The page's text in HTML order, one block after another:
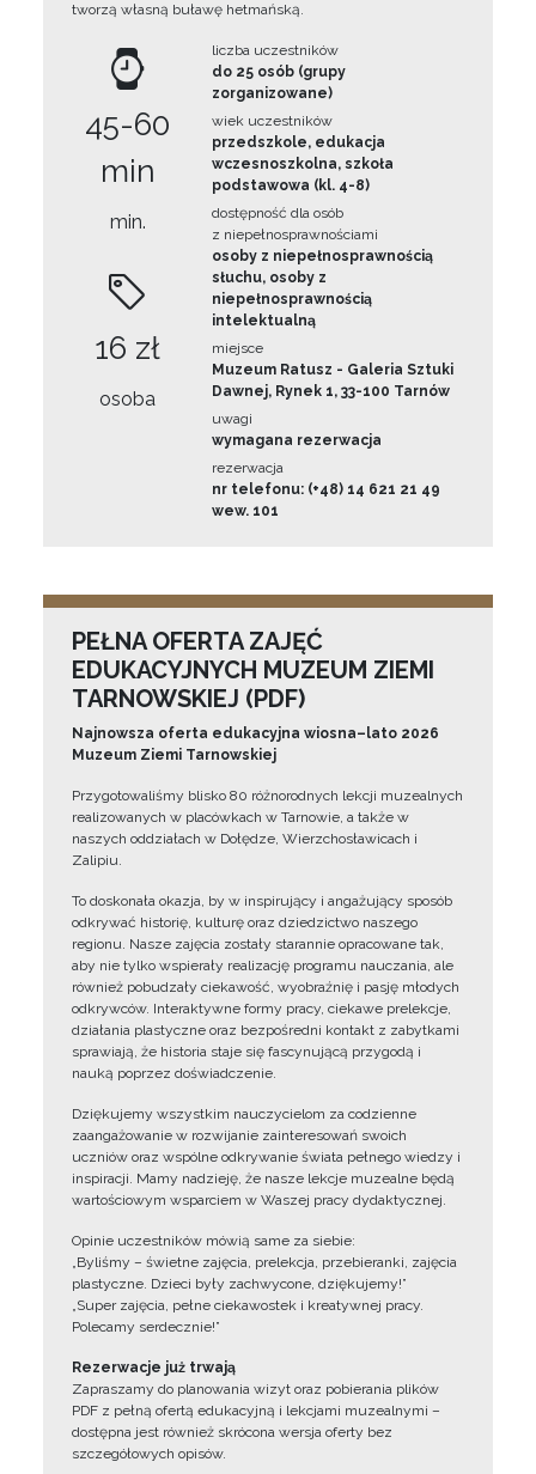
tworzą własną buławę hetmańską.
45-60
min
min.
16 zł
osoba
liczba uczestników
do 25 osób (grupy
zorganizowane)
wiek uczestników
przedszkole, edukacja
wczesnoszkolna, szkoła
podstawowa (kl. 4-8)
dostępność dla osób
z niepełnosprawnościami
osoby z niepełnosprawnością
słuchu, osoby z
niepełnosprawnością
intelektualną
miejsce
Muzeum Ratusz - Galeria Sztuki
Dawnej, Rynek 1, 33-100 Tarnów
uwagi
wymagana rezerwacja
rezerwacja
nr telefonu: (+48) 14 621 21 49
wew. 101
PEŁNA OFERTA ZAJĘĆ
EDUKACYJNYCH MUZEUM ZIEMI
TARNOWSKIEJ (PDF)
Najnowsza oferta edukacyjna wiosna–lato 2026
Muzeum Ziemi Tarnowskiej
Przygotowaliśmy blisko 80 różnorodnych lekcji muzealnych
realizowanych w placówkach w Tarnowie, a także w
naszych oddziałach w Dołędze, Wierzchosławicach i
Zalipiu.
To doskonała okazja, by w inspirujący i angażujący sposób
odkrywać historię, kulturę oraz dziedzictwo naszego
regionu. Nasze zajęcia zostały starannie opracowane tak,
aby nie tylko wspierały realizację programu nauczania, ale
również pobudzały ciekawość, wyobraźnię i pasję młodych
odkrywców. Interaktywne formy pracy, ciekawe prelekcje,
działania plastyczne oraz bezpośredni kontakt z zabytkami
sprawiają, że historia staje się fascynującą przygodą i
nauką poprzez doświadczenie.
Dziękujemy wszystkim nauczycielom za codzienne
zaangażowanie w rozwijanie zainteresowań swoich
uczniów oraz wspólne odkrywanie świata pełnego wiedzy i
inspiracji. Mamy nadzieję, że nasze lekcje muzealne będą
wartościowym wsparciem w Waszej pracy dydaktycznej.
Opinie uczestników mówią same za siebie:
„Byliśmy – świetne zajęcia, prelekcja, przebieranki, zajęcia
plastyczne. Dzieci były zachwycone, dziękujemy!”
„Super zajęcia, pełne ciekawostek i kreatywnej pracy.
Polecamy serdecznie!”
Rezerwacje już trwają
Zapraszamy do planowania wizyt oraz pobierania plików
PDF z pełną ofertą edukacyjną i lekcjami muzealnymi –
dostępna jest również skrócona wersja oferty bez
szczegółowych opisów.